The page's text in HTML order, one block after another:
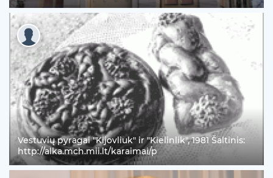
Vestuvių pyragai "Kijovliuk" ir "Kielinlik", 1981 Šaltinis:
http://alka.mch.mii.lt/karaimai/p